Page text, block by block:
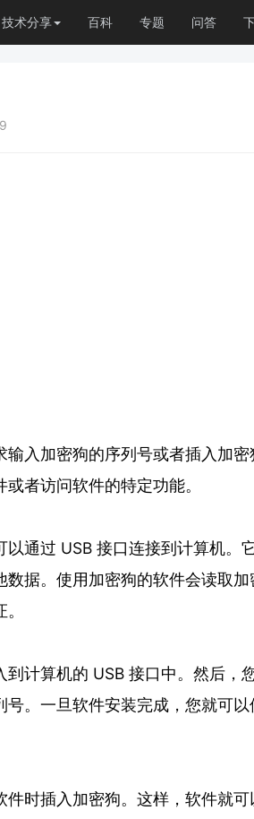
技术分享 百科 专题 问答
入加密狗的序列号或者插入加
者访问软件的特定功能。
通过 USB 接口连接到计算机。
据。使用加密狗的软件会读取
计算机的 USB 接口中。然后，
。一旦软件安装完成，您就可
时插入加密狗。这样，软件就